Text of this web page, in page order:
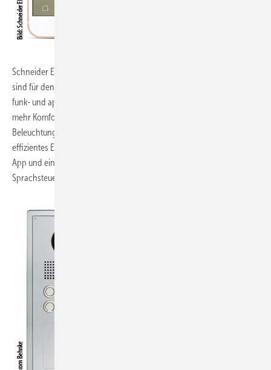
Schneider Electric, 11.1-D56 u. 8.0-F70:
sind für den Einstieg in die Smart-Home-Welt konzipiert. Sie bieten
funk- und appbasierte Konnektivität traditioneller Anwendungen für
mehr Komfort und Effizienz im privaten Wohnumfeld. Intelligente
Beleuchtungssysteme, Jalousie- und Heizungssteuerungen sowie ein
effizientes Energiemanagement sollen künftig mittels Smartphone-
App und einem im Haus installierten Hub regelbar sein und
Sprachsteuerungen unterstützen.